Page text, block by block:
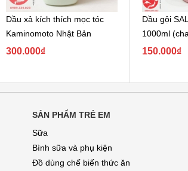
Dầu xả kích thích mọc tóc
Kaminomoto Nhật Bản
300.000₫
Dầu gội
1000ml
hồi...
150.000₫
SẢN PHẨM TRẺ EM
Sữa
Bình sữa và phụ kiện
Đồ dùng chế biến thức ăn